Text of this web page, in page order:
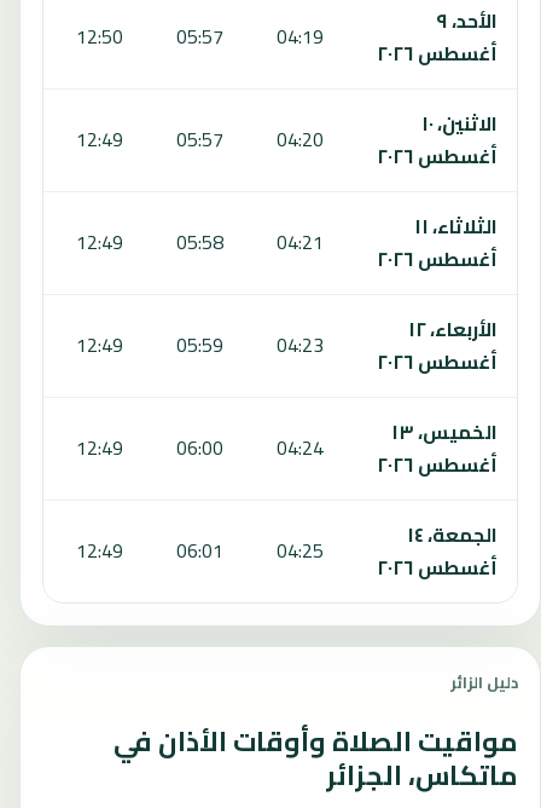
الأحد، ٩
أغسطس ٢٠٢٦
04:19
05:57
12:50
الاثنين، ١٠
أغسطس ٢٠٢٦
04:20
05:57
12:49
الثلاثاء، ١١
أغسطس ٢٠٢٦
04:21
05:58
12:49
الأربعاء، ١٢
أغسطس ٢٠٢٦
04:23
05:59
12:49
الخميس، ١٣
أغسطس ٢٠٢٦
04:24
06:00
12:49
الجمعة، ١٤
أغسطس ٢٠٢٦
04:25
06:01
12:49
دليل الزائر
مواقيت الصلاة وأوقات الأذان في
ماتكاس، الجزائر